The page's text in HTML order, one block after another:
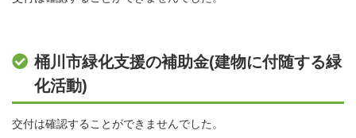
桶川市緑化支援の補助金(建物に付随する緑
化活動)
交付は確認することができませんでした。